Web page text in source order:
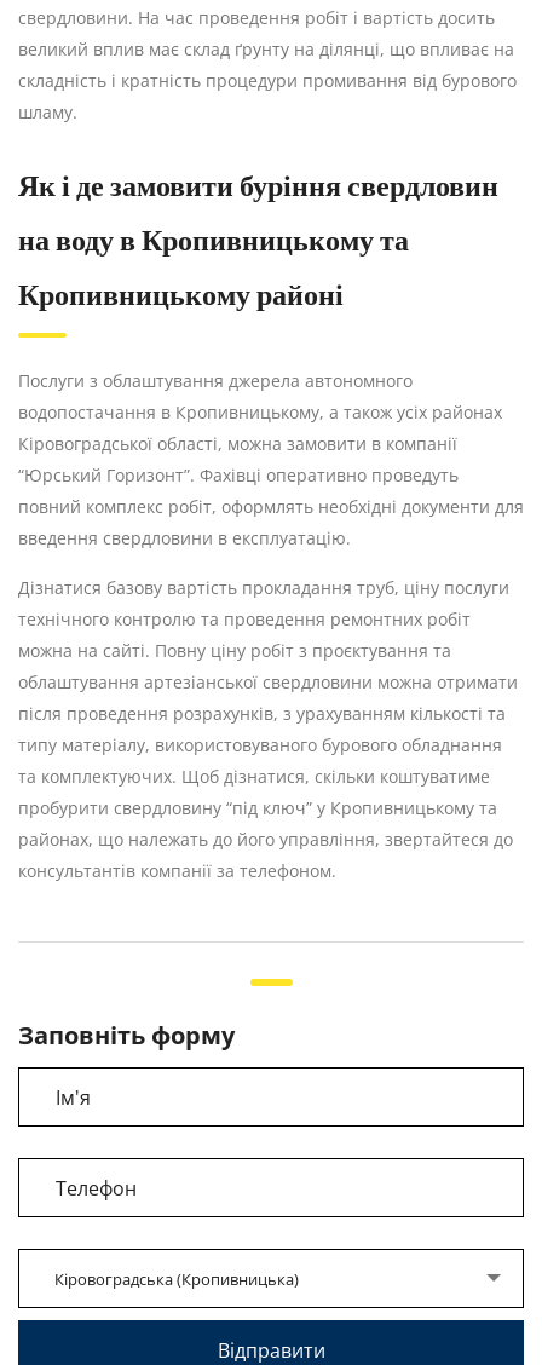
свердловини. На час проведення робіт і вартість досить
великий вплив має склад ґрунту на ділянці, що впливає на
складність і кратність процедури промивання від бурового
шламу.
Як і де замовити буріння свердловин
на воду в Кропивницькому та
Кропивницькому районі
Послуги з облаштування джерела автономного
водопостачання в Кропивницькому, а також усіх районах
Кіровоградської області, можна замовити в компанії
“Юрський Горизонт”. Фахівці оперативно проведуть
повний комплекс робіт, оформлять необхідні документи для
введення свердловини в експлуатацію.
Дізнатися базову вартість прокладання труб, ціну послуги
технічного контролю та проведення ремонтних робіт
можна на сайті. Повну ціну робіт з проєктування та
облаштування артезіанської свердловини можна отримати
після проведення розрахунків, з урахуванням кількості та
типу матеріалу, використовуваного бурового обладнання
та комплектуючих. Щоб дізнатися, скільки коштуватиме
пробурити свердловину “під ключ” у Кропивницькому та
районах, що належать до його управління, звертайтеся до
консультантів компанії за телефоном.
Заповніть форму
Кіровоградська (Кропивницька)